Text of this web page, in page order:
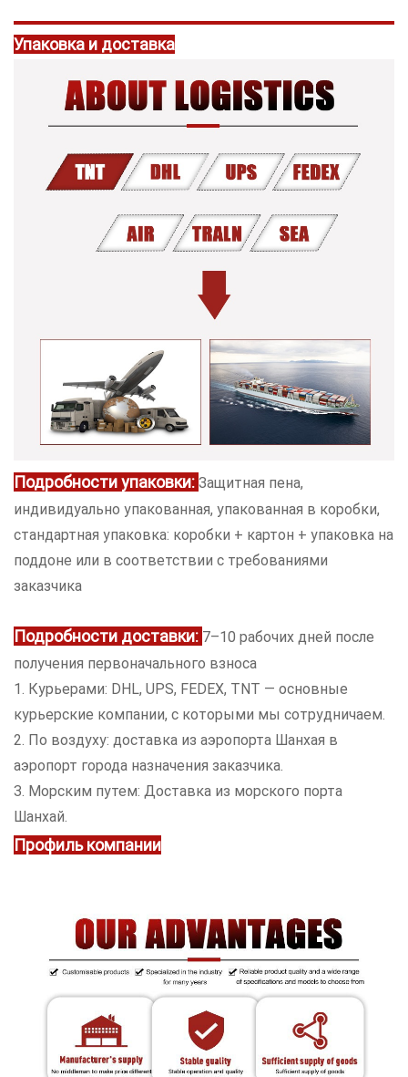
Упаковка и доставка
Подробности упаковки: Защитная пена,
индивидуально упакованная, упакованная в коробки,
стандартная упаковка: коробки + картон + упаковка на
поддоне или в соответствии с требованиями
заказчика
Подробности доставки: 7–10 рабочих дней после
получения первоначального взноса
1. Курьерами: DHL, UPS, FEDEX, TNT — основные
курьерские компании, с которыми мы сотрудничаем.
2. По воздуху: доставка из аэропорта Шанхая в
аэропорт города назначения заказчика.
3. Морским путем: Доставка из морского порта
Шанхай.
Профиль компании